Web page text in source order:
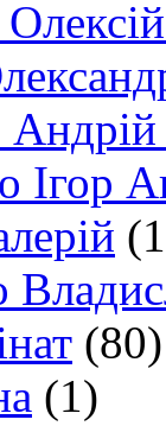
Ігор
(80)
(1)